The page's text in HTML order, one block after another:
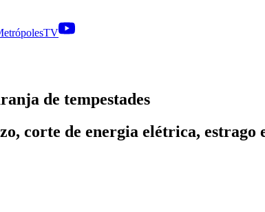
de tempestades
corte de energia elétrica, estrago